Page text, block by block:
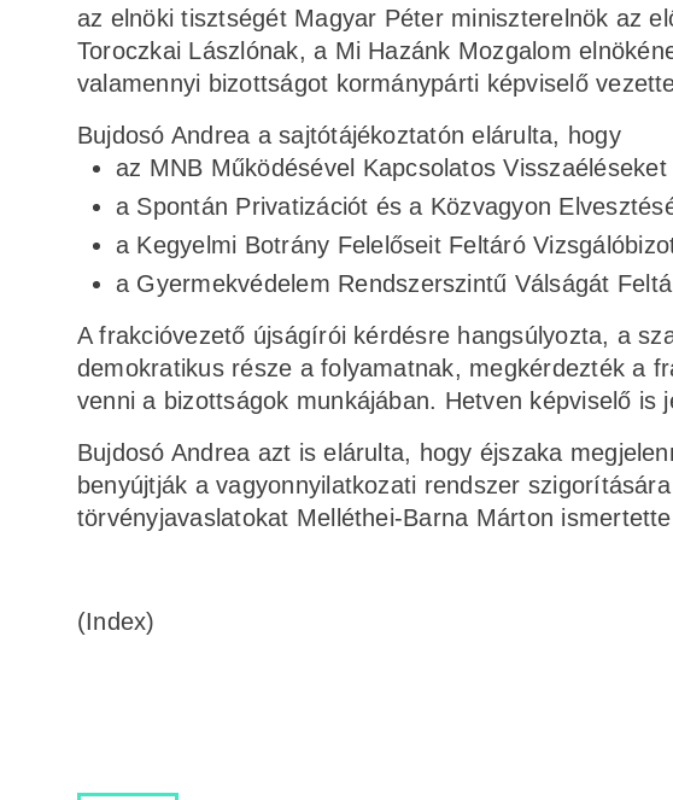
az elnöki tisztségét Magyar Péter miniszterelnök az
Toroczkai Lászlónak, a Mi Hazánk Mozgalom
valamennyi bizottságot kormánypárti képviselő
Bujdosó Andrea a sajtótájékoztatón elárulta, hogy
az MNB Működésével Kapcsolatos
a Spontán Privatizációt és a Közvagyon
a Kegyelmi Botrány Felelőseit Feltáró
a Gyermekvédelem Rendszerszintű Válságát
A frakcióvezető újságírói kérdésre hangsúlyozta, a
demokratikus része a folyamatnak, megkérdezték a
venni a bizottságok munkájában. Hetven képviselő is
Bujdosó Andrea azt is elárulta, hogy éjszaka
benyújtják a vagyonnyilatkozati rendszer
törvényjavaslatokat Melléthei-Barna Márton
(Index)